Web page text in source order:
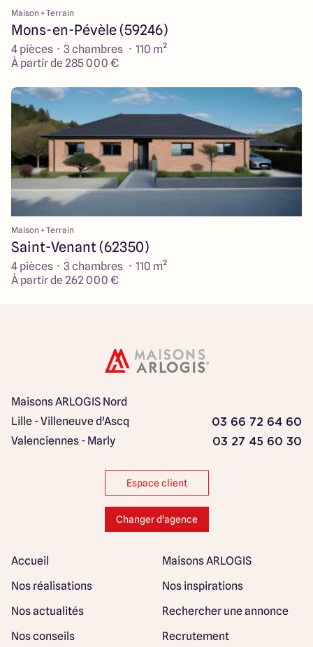
Maison + Terrain
Mons-en-Pévèle (59246)
4 pièces · 3 chambres · 110 m²
À partir de 285 000 €
Maison + Terrain
Saint-Venant (62350)
4 pièces · 3 chambres · 110 m²
À partir de 262 000 €
Maisons ARLOGIS Nord
Lille - Villeneuve d'Ascq
03 66 72 64 60
Valenciennes - Marly 03 27 45 60 30
Espace client
Changer d'agence
Accueil
Maisons ARLOGIS
Nos réalisations
Nos inspirations
Nos actualités
Rechercher une annonce
Nos conseils
Recrutement